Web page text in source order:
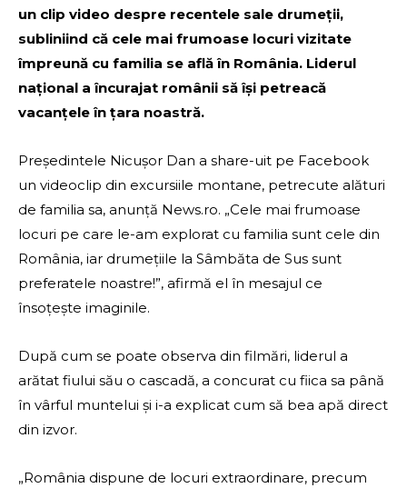
un clip video despre recentele sale drumeții,
subliniind că cele mai frumoase locuri vizitate
împreună cu familia se află în România. Liderul
național a încurajat românii să își petreacă
vacanțele în țara noastră.
Președintele Nicușor Dan a share-uit pe Facebook
un videoclip din excursiile montane, petrecute alături
de familia sa, anunță News.ro. „Cele mai frumoase
locuri pe care le-am explorat cu familia sunt cele din
România, iar drumețiile la Sâmbăta de Sus sunt
preferatele noastre!”, afirmă el în mesajul ce
însoțește imaginile.
După cum se poate observa din filmări, liderul a
arătat fiului său o cascadă, a concurat cu fiica sa până
în vârful muntelui și i-a explicat cum să bea apă direct
din izvor.
„România dispune de locuri extraordinare, precum